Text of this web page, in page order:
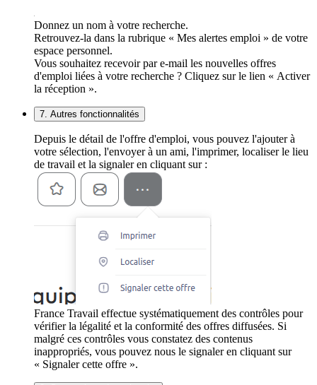
Donnez un nom à votre recherche.
Retrouvez-la dans la rubrique « Mes alertes emploi » de votre
espace personnel.
Vous souhaitez recevoir par e-mail les nouvelles offres
d'emploi liées à votre recherche ? Cliquez sur le lien « Activer
la réception ».
7. Autres fonctionnalités
Depuis le détail de l'offre d'emploi, vous pouvez l'ajouter à
votre sélection, l'envoyer à un ami, l'imprimer, localiser le lieu
de travail et la signaler en cliquant sur :
France Travail effectue systématiquement des contrôles pour
vérifier la légalité et la conformité des offres diffusées. Si
malgré ces contrôles vous constatez des contenus
inappropriés, vous pouvez nous le signaler en cliquant sur
« Signaler cette offre ».